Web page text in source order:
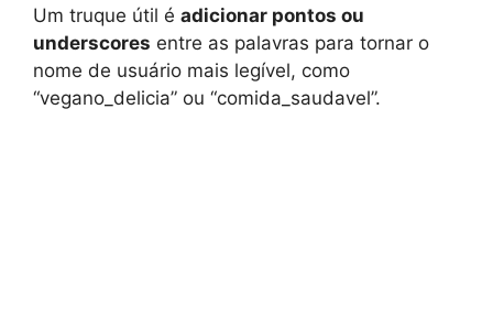
Um truque útil é adicionar pontos ou
underscores entre as palavras para tornar o
nome de usuário mais legível, como
“vegano_delicia” ou “comida_saudavel”.